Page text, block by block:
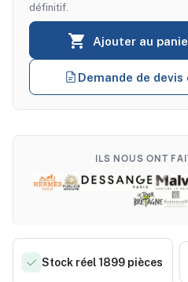
 Ajouter au
définitif.
Demande de devis
ILS NOUS ONT
Stock réel 1899 pièces